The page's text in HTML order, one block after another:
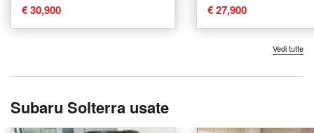
€ 30,900 € 27,900
Vedi tutte
Subaru Solterra usate